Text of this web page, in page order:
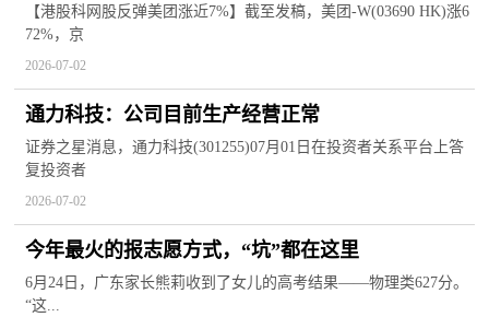
【港股科网股反弹美团涨近7%】截至发稿，美团-W(03690 HK)涨6
72%，京
2026-07-02
通力科技：公司目前生产经营正常
证券之星消息，通力科技(301255)07月01日在投资者关系平台上答
复投资者
2026-07-02
今年最火的报志愿方式，“坑”都在这里
6月24日，广东家长熊莉收到了女儿的高考结果——物理类627分。
“这...